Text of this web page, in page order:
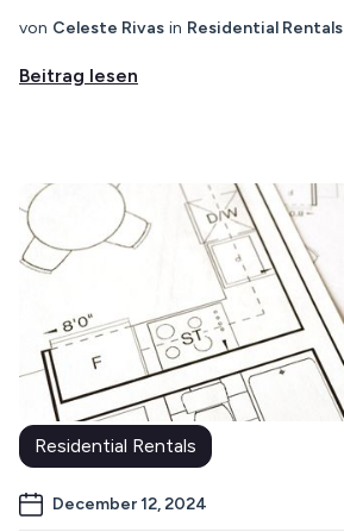
von Celeste Rivas in Residential Rentals
Beitrag lesen
Residential Rentals
December 12, 2024